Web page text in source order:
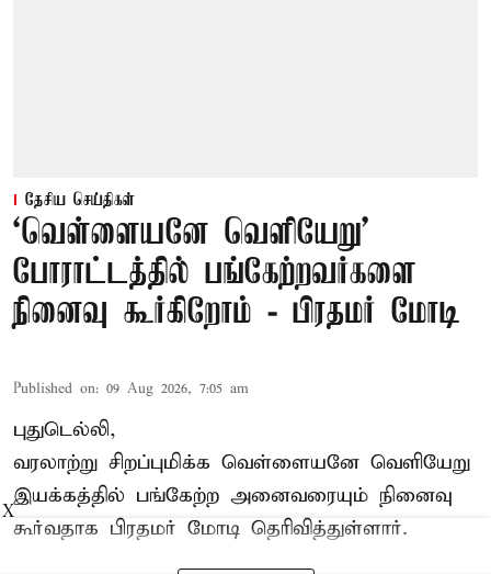
தேசிய செய்திகள்
‘வெள்ளையனே வெளியேறு’
போராட்டத்தில் பங்கேற்றவர்களை
நினைவு கூர்கிறோம் - பிரதமர் மோடி
Published on: 09 Aug 2026, 7:05 am
புதுடெல்லி,
வரலாற்று சிறப்புமிக்க வெள்ளையனே வெளியேறு
இயக்கத்தில் பங்கேற்ற அனைவரையும் நினைவு
கூர்வதாக பிரதமர் மோடி தெரிவித்துள்ளார்.
X